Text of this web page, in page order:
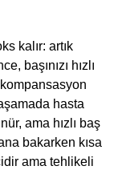
kalır: artık
başınızı hızlı
hasta
ama hızlı baş
bakarken kısa
ama tehlikeli